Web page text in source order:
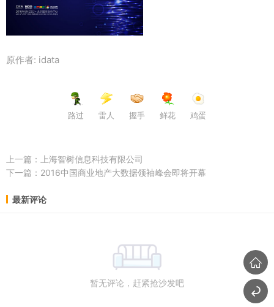
原作者: idata
路过 雷人 握手 鲜花 鸡蛋
上一篇：
上海智树信息科技有限公司
下一篇： 2016中国商业地产大数据领袖峰会即将开幕
最新评论
暂无评论，赶紧抢沙发吧